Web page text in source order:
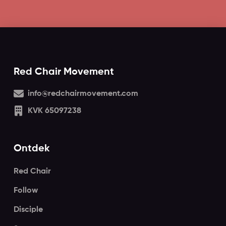
Red Chair Movement
info@redchairmovement.com
KVK 65097238
Ontdek
Red Chair
Follow
Disciple